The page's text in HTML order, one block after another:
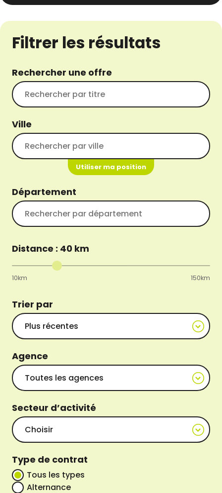
Filtrer les résultats
Rechercher une offre
Ville
Utiliser ma position
Département
Distance : 40 km
10km 150km
Trier par
Agence
Secteur d’activité
Type de contrat
Tous les types
Alternance